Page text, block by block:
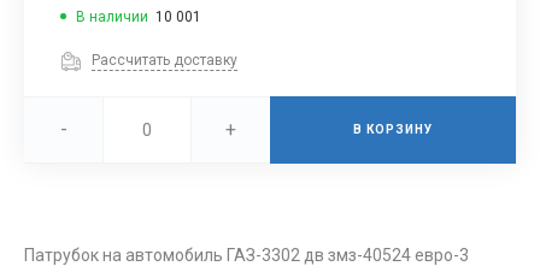
В наличии 10 001
Рассчитать доставку
- + В КОРЗИНУ
Патрубок на автомобиль ГАЗ-3302 дв змз-40524 евро-3